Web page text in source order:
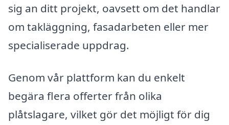
sig an ditt projekt, oavsett om det handlar
om takläggning, fasadarbeten eller mer
specialiserade uppdrag.
Genom vår plattform kan du enkelt
begära flera offerter från olika
plåtslagare, vilket gör det möjligt för dig